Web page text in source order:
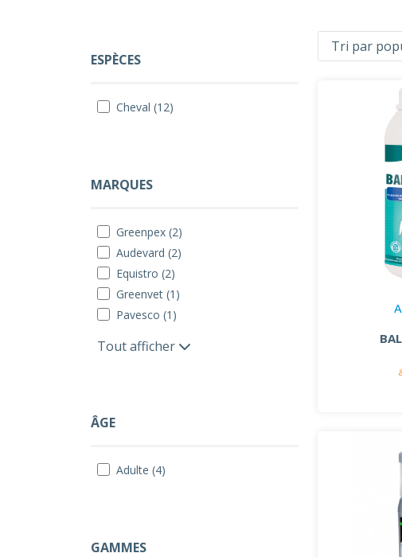
ESPÈCES
Cheval (12)
MARQUES
Greenpex (2)
Audevard (2)
Equistro (2)
Greenvet (1)
Pavesco (1)
Tout afficher
ÂGE
Adulte (4)
GAMMES